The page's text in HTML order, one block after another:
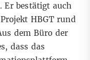
Er bestätigt auch
HBGT rund
dem Büro der
dass das